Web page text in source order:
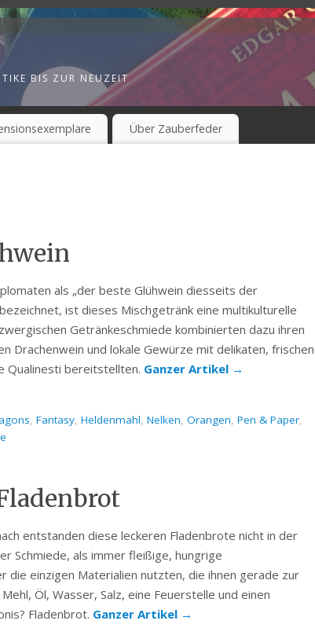
BIS ZUR NEUZEIT
Über Zauberfeder
als „der beste Glühwein diesseits der
ist dieses Mischgetränk eine multikulturelle
Getränkeschmiede kombinierten dazu ihren
Drachenwein und lokale Gewürze mit delikaten, frischen
Qualinesti bereitstellten. Ganzer Artikel →
, Fantasy, Heldenmahl, Nelken, Orangen, Pen & Paper,
entstanden diese leckeren Fladenbrote nicht in der
Schmiede, als immer fleißige, hungrige
die einzigen Materialien nutzten, die ihnen gerade zur
Öl, Wasser, Salz, eine Feuerstelle und einen
Fladenbrot. Ganzer Artikel →